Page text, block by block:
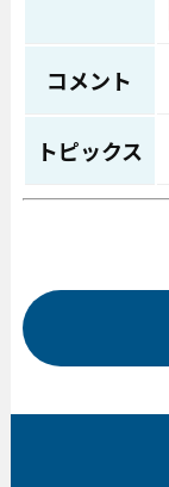
コメント
トピックス